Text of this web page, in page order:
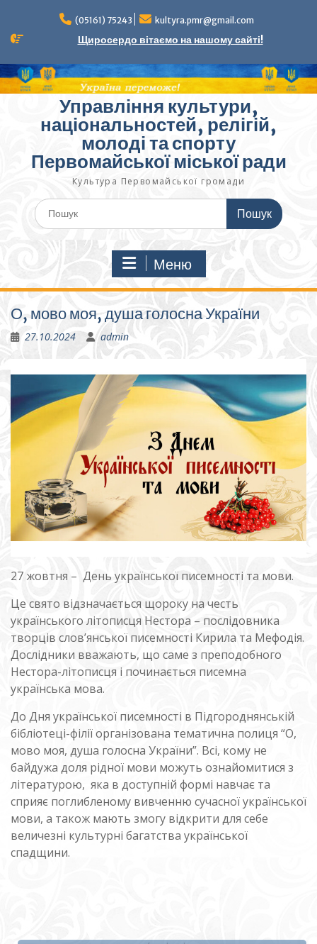
вмісту
(05161) 75243 kultyra.pmr@gmail.com
Щиросердо вітаємо на нашому сайті!
Управління культури,
національностей, релігій,
молоді та спорту
Первомайської міської ради
Культура Первомайcької громади
Шукати:
Меню
О, мово моя, душа голосна України
27.10.2024 admin
27 жовтня – День української писемності та мови.
Це свято відзначається щороку на честь
українського літописця Нестора – послідовника
творців слов’янської писемності Кирила та Мефодія.
Дослідники вважають, що саме з преподобного
Нестора-літописця і починається писемна
українська мова.
До Дня української писемності в Підгороднянській
бібліотеці-філії організована тематична полиця “О,
мово моя, душа голосна України”. Всі, кому не
байдужа доля рідної мови можуть ознайомитися з
літературою, яка в доступній формі навчає та
сприяє поглибленому вивченню сучасної української
мови, а також мають змогу відкрити для себе
величезні культурні багатства української
спадщини.